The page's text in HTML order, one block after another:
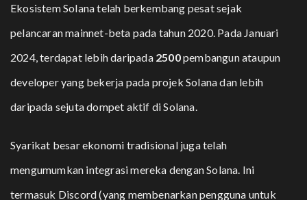
Ekosistem Solana telah berkembang pesat sejak
pelancaran mainnet-beta pada tahun 2020. Pada Januari
2024, terdapat lebih daripada 2500pembangun ataupun
developer yang bekerja pada projek Solana dan lebih
daripada sejuta dompet aktif di Solana.
Syarikat besar ekonomi tradisional juga telah
mengumumkan integrasi mereka dengan Solana. Ini
termasuk Discord (yang membenarkan pengguna untuk